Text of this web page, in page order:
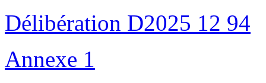
Délibération D2025 12 94
Annexe 1